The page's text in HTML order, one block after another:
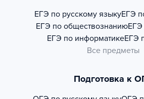
ЕГЭ по русскому языкуЕГЭ
ЕГЭ по обществознаниюЕГЭ
ЕГЭ по информатикеЕГЭ
Все предметы
Подготовка к